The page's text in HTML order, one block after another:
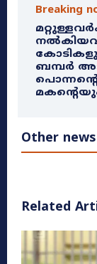
Breaking
ബമ്പർ
Other news
Related